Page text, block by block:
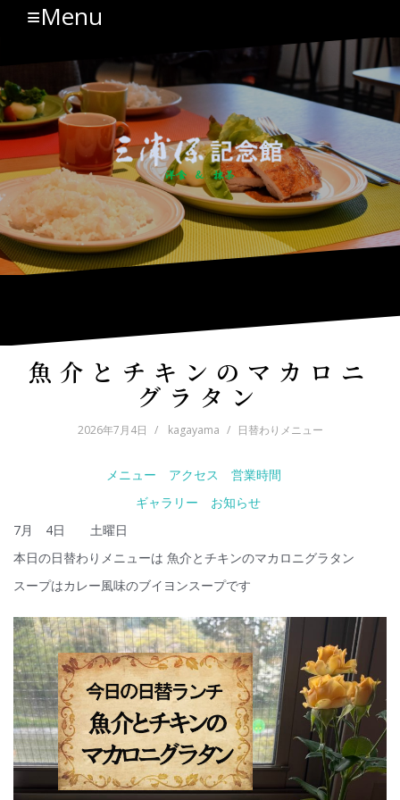
ツ
へ
ス
キ
ッ
プ
≡Menu
魚介とチキンのマカロニ
グラタン
2026年7月4日 kagayama 日替わりメニュー
メニュー アクセス
営業時間
ギャラリー
お知らせ
7月 4日 土曜日
本日の日替わりメニューは 魚介とチキンのマカロニグラタン
スープはカレー風味のブイヨンスープです